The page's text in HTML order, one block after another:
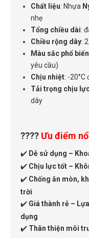
Chất liệu: Nhựa
nhẹ
Tổng chiều dài:
Chiều rộng dây:
Màu sắc phổ biến
yêu cầu)
Chịu nhiệt: -20°C
Tải trọng chịu
dây
???? Ưu điểm
✔ Dễ sử dụng –
✔ Chịu lực tốt –
✔ Chống ăn mòn,
trời
✔ Giá thành rẻ –
dụng
✔ Thân thiện môi